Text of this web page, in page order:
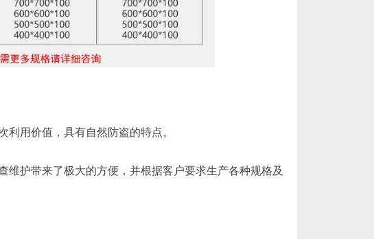
用价值，具有自然防盗的特点。
维护带来了极大的方便，并根据客户要求生产各种规格及